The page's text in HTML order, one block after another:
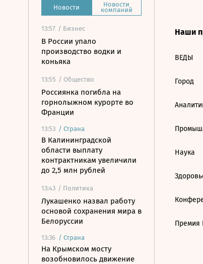
Новости Новости
компаний
13:57 / Бизнес
В России упало
производство водки и
коньяка
13:55 / Общество
Россиянка погибла на
горнолыжном курорте во
Франции
13:53 / Страна
В Калининградской
области выплату
контрактникам увеличили
до 2,5 млн рублей
13:43 / Политика
Лукашенко назвал работу
основой сохранения мира в
Белоруссии
13:36 / Страна
На Крымском мосту
возобновилось движение
Наши
ВЕДЫ
Город
Наука
Премия